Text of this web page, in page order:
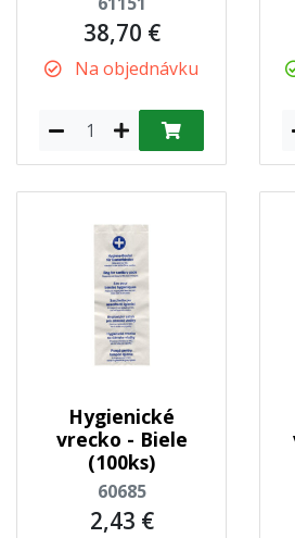
38,70 €
Na objednávku
Hygienické
vrecko - Biele
(100ks)
60685
2,43 €